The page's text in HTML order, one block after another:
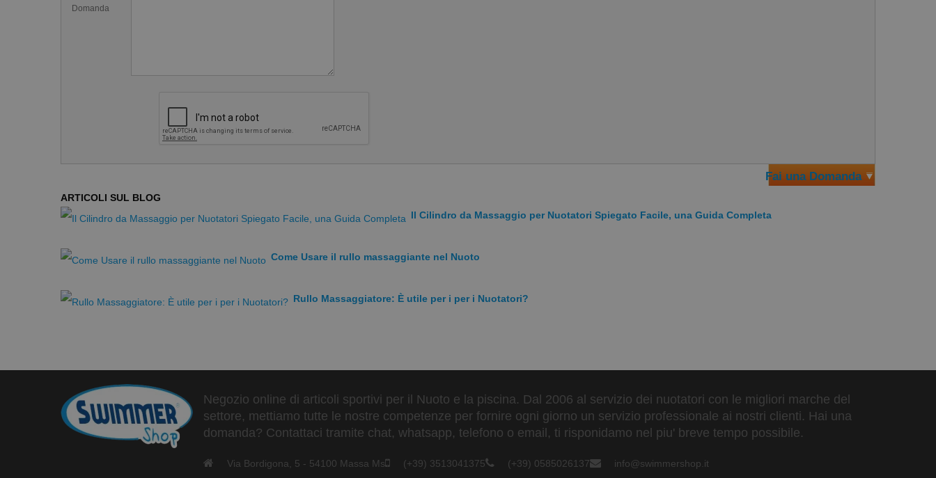
In una guida che sto scrivendo sulla prevenzione e cura della spalla del nuotatore ho inserito questo esercizio che è il mio preferito con il rullo massaggiante. Aprire
bene la colonna vertebrale è utile sempre (anche dopo che sei stato ingobbito sullo smartphone). Apre bene anche i pettorali. Facile da fare e molto rilassante.
Dorsali, il secondo esercizio
Questo è tremendo le prima volte che lo fai. Quasi doloroso. I dorsali non sono abituati al massaggio diretto quando è il momento di recupero attivo. Le contrazioni e
Domanda
Fai una Domanda
ARTICOLI SUL BLOG
Il Cilindro da Massaggio per Nuotatori Spiegato Facile, una Guida Completa
Come Usare il rullo massaggiante nel Nuoto
Rullo Massaggiatore: È utile per i per i Nuotatori?
Negozio online di articoli sportivi per il Nuoto e la piscina. Dal 2006 al servizio dei nuotatori con le migliori marche del
settore, mettiamo tutte le nostre competenze per fornire ogni giorno un servizio professionale ai nostri clienti. Hai una
domanda? Contattaci tramite chat, whatsapp, telefono o email, ti risponidamo nel piu' breve tempo possibile.
Via Bordigona, 5 - 54100 Massa Ms (+39) 3513041375 (+39) 0585026137 info@swimmershop.it